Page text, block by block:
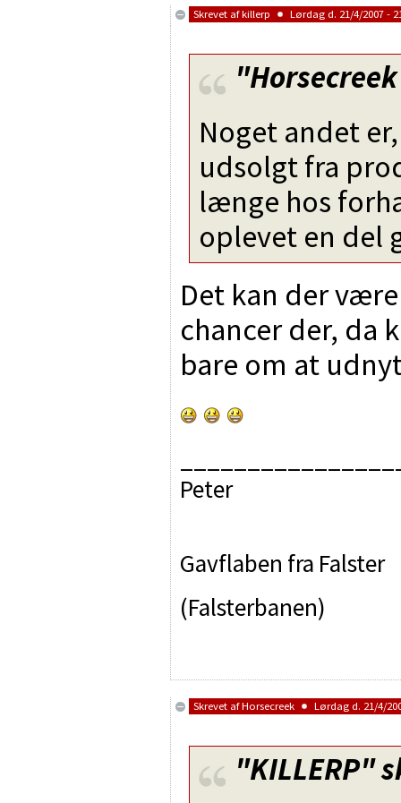
Skrevet afkillerp Lørdag d. 21/4/2007 -
Noget andet
udsolgt fra
længe hos
oplevet en del
Det kan der
chancer der, da
bare om at
Peter
Gavflaben fra Falster
(Falsterbanen)
Skrevet afHorsecreek Lørdag d. 21/4/
"KILLERP"